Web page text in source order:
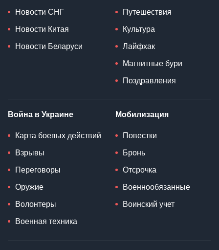
Новости СНГ
Новости Китая
Новости Беларуси
Путешествия
Культура
Лайфхак
Магнитные бури
Поздравления
Война в Украине
Карта боевых действий
Взрывы
Переговоры
Оружие
Волонтеры
Военная техника
Мобилизация
Повестки
Бронь
Отсрочка
Военнообязанные
Воинский учет